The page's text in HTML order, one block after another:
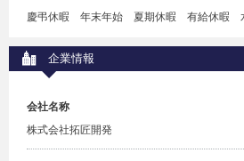
慶弔休暇 年末年始 夏期休暇 有給休暇
企業情報
会社名称
株式会社拓匠開発